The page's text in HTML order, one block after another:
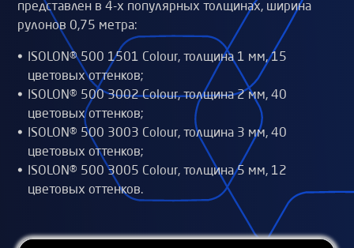
представлен в 4-х популярных толщинах, ширина
рулонов 0,75 метра:
ISOLON® 500 1501 Colour, толщина 1 мм, 15
цветовых оттенков;
ISOLON® 500 3002 Colour, толщина 2 мм, 40
цветовых оттенков;
ISOLON® 500 3003 Colour, толщина 3 мм, 40
цветовых оттенков;
ISOLON® 500 3005 Colour, толщина 5 мм, 12
цветовых оттенков.